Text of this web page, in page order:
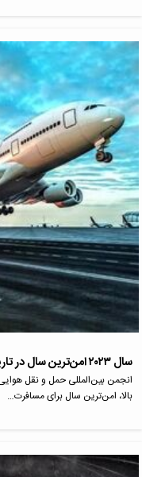
سال ۲۰۲۳ امن‌ترین سال در تاریخ هواپیمایی جهان لقب گرفت!
بالا، امن‌ترین سال برای مسافرت…